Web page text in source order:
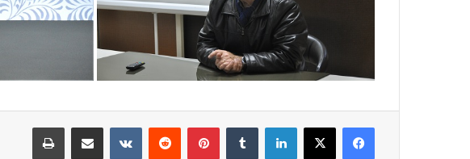
فيسبوك لينكدإن بينتيريست